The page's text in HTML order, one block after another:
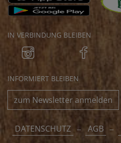
IN VERBINDUNG BLEIBEN
INFORMIERT BLEIBEN
zum Newsletter anmelden
DATENSCHUTZ AGB